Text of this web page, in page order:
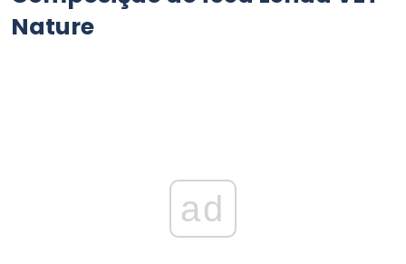
Nature
ad